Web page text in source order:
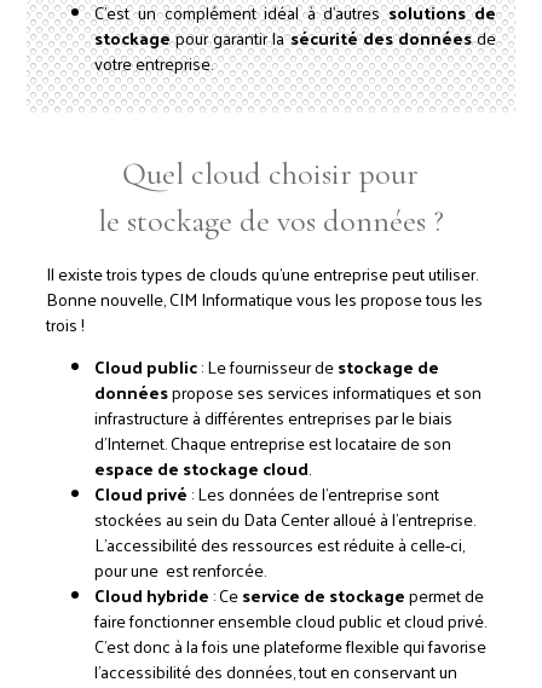
C'est un complément idéal à d'autressolutions de
stockagepour garantir lasécurité des donnéesde
votre entreprise.
Quel cloud choisir pour
le stockage de vos données ?
Il existe trois types de clouds qu'une entreprise peut utiliser.
Bonne nouvelle, CIM Informatique vous les propose tous les
trois !
Cloud public: Le fournisseur destockage de
donnéespropose ses services informatiques et son
infrastructure à différentes entreprises par le biais
d'Internet. Chaque entreprise est locataire de son
espace de stockage cloud.
Cloud privé: Les données de l'entreprise sont
stockées au sein du Data Center alloué à l'entreprise.
L'accessibilité des ressources est réduite à celle-ci,
pour une est renforcée.
Cloud hybride: Ceservice de stockagepermet de
faire fonctionner ensemble cloud public et cloud privé.
C'est donc à la fois une plateforme flexible qui favorise
l'accessibilité des données, tout en conservant un